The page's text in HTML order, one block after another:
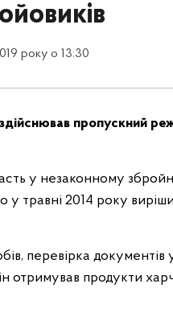
року о 13:30
пропускний
у незаконному
у травні 2014 року
перевірка документів у
отримував продукти